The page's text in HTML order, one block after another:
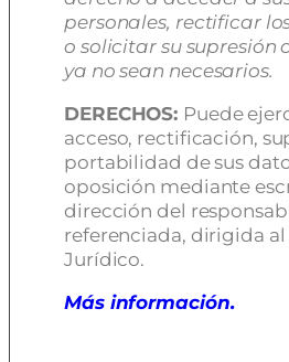
personales, rectificar
o solicitar su supresión
ya no sean necesarios.
DERECHOS: Puede
acceso, rectificación,
portabilidad de sus
oposición mediante
dirección del
referenciada, dirigida
Jurídico.
Más información.